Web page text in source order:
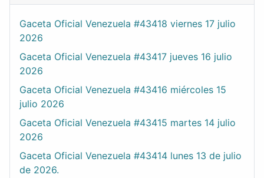
Gaceta Oficial Venezuela #43418 viernes 17 julio
2026
Gaceta Oficial Venezuela #43417 jueves 16 julio
2026
Gaceta Oficial Venezuela #43416 miércoles 15
julio 2026
Gaceta Oficial Venezuela #43415 martes 14 julio
2026
Gaceta Oficial Venezuela #43414 lunes 13 de julio
de 2026.